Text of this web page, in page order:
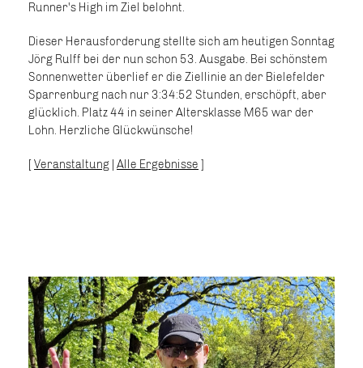
Runner's High im Ziel belohnt.
Dieser Herausforderung stellte sich am heutigen Sonntag
Jörg Rulff bei der nun schon 53. Ausgabe. Bei schönstem
Sonnenwetter überlief er die Ziellinie an der Bielefelder
Sparrenburg nach nur 3:34:52 Stunden, erschöpft, aber
glücklich. Platz 44 in seiner Altersklasse M65 war der
Lohn. Herzliche Glückwünsche!
[Veranstaltung Alle Ergebnisse ]